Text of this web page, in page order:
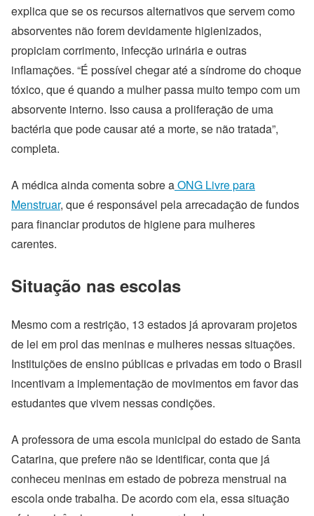
explica quese os recursos alternativos que servem como
absorventes não forem devidamente higienizados,
propiciam corrimento, infecção urinária e outras
inflamações. “É possível chegar até a síndrome do choque
tóxico, que é quando a mulher passa muito tempo com um
absorvente interno. Isso causa a proliferação de uma
bactéria que pode causar até a morte, se não tratada”,
completa.
A médica ainda comenta sobre aONG Livre para
Menstruar, que é responsável pela arrecadação de fundos
para financiar produtos de higiene para mulheres
carentes.
Situação nas escolas
Mesmo com a restrição, 13 estados já aprovaram projetos
de lei em prol das meninas e mulheres nessas situações.
Instituições de ensino públicas e privadas em todo o Brasil
incentivam a implementação de movimentos em favor das
estudantes que vivem nessas condições.
A professora de uma escola municipal do estado de Santa
Catarina, que prefere não se identificar, conta que já
conheceu meninas em estado de pobreza menstrual na
escola onde trabalha. De acordo com ela, essa situação